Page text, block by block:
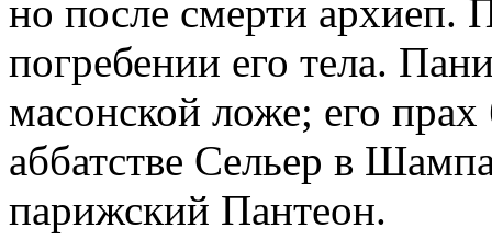
но после смерти архиеп.
погребении его тела.
масонской ложе; его
аббатстве Сельер в
парижский Пантеон.